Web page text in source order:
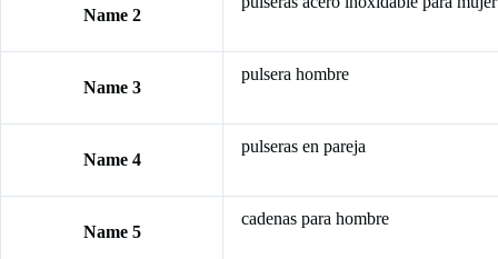
Name 2
Name 3
pulsera hombre
Name 4
pulseras en pareja
Name 5
cadenas para hombre